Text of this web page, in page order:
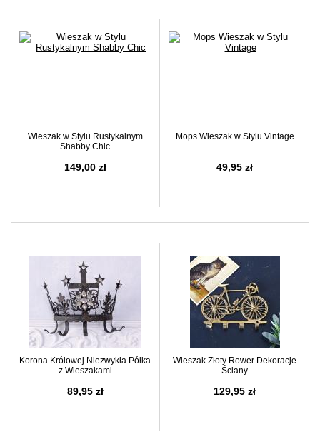
Wieszak w Stylu Rustykalnym
Shabby Chic
149,00 zł
Mops Wieszak w Stylu Vintage
49,95 zł
Korona Królowej Niezwykła Półka
z Wieszakami
89,95 zł
Wieszak Złoty Rower Dekoracje
Ściany
129,95 zł